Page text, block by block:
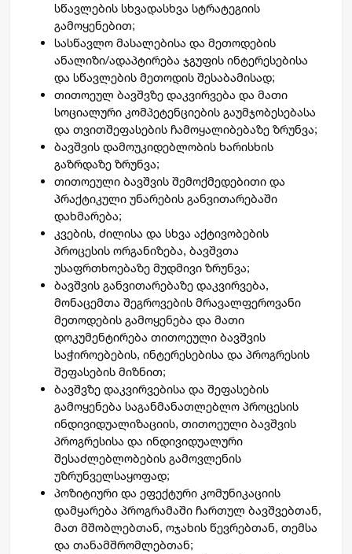
სწავლების სხვადასხვა სტრატეგიის
გამოყენებით;
სასწავლო მასალებისა და მეთოდების
ანალიზი/ადაპტირება ჯგუფის ინტერესებისა
და სწავლების მეთოდის შესაბამისად;
თითოეულ ბავშვზე დაკვირვება და მათი
სოციალური კომპეტენციების გაუმჯობესებასა
და თვითშეფასების ჩამოყალიბებაზე ზრუნვა;
ბავშვის დამოუკიდებლობის ხარისხის
გაზრდაზე ზრუნვა;
თითოეული ბავშვის შემოქმედებითი და
პრაქტიკული უნარების განვითარებაში
დახმარება;
კვების, ძილისა და სხვა აქტივობების
პროცესის ორგანიზება, ბავშვთა
უსაფრთხოებაზე მუდმივი ზრუნვა;
ბავშვის განვითარებაზე დაკვირვება,
მონაცემთა შეგროვების მრავალფეროვანი
მეთოდების გამოყენება და მათი
დოკუმენტირება თითოეული ბავშვის
საჭიროებების, ინტერესებისა და პროგრესის
შეფასების მიზნით;
ბავშვზე დაკვირვებისა და შეფასების
გამოყენება საგანმანათლებლო პროცესის
ინდივიდუალიზაციის, თითოეული ბავშვის
პროგრესისა და ინდივიდუალური
შესაძლებლობების გამოვლენის
უზრუნველსაყოფად;
პოზიტიური და ეფექტური კომუნიკაციის
დამყარება პროგრამაში ჩართულ ბავშვებთან,
მათ მშობლებთან, ოჯახის წევრებთან, თემსა
და თანამშრომლებთან;